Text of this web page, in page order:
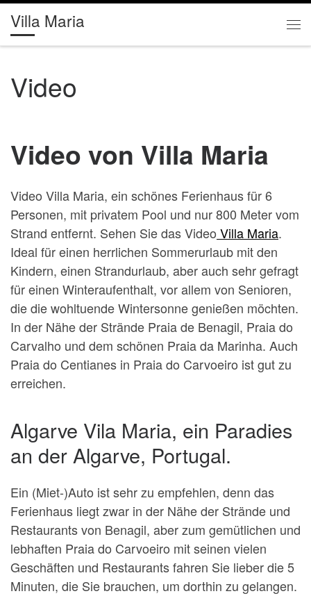
Zum Inhalt springen
Villa Maria
Video
Video von Villa Maria
Video Villa Maria, ein schönes Ferienhaus für 6
Personen, mit privatem Pool und nur 800 Meter vom
Strand entfernt. Sehen Sie das Video Villa Maria.
Ideal für einen herrlichen Sommerurlaub mit den
Kindern, einen Strandurlaub, aber auch sehr gefragt
für einen Winteraufenthalt, vor allem von Senioren,
die die wohltuende Wintersonne genießen möchten.
In der Nähe der Strände Praia de Benagil, Praia do
Carvalho und dem schönen Praia da Marinha. Auch
Praia do Centianes in Praia do Carvoeiro ist gut zu
erreichen.
Algarve Vila Maria, ein Paradies
an der Algarve, Portugal.
Ein (Miet-)Auto ist sehr zu empfehlen, denn das
Ferienhaus liegt zwar in der Nähe der Strände und
Restaurants von Benagil, aber zum gemütlichen und
lebhaften Praia do Carvoeiro mit seinen vielen
Geschäften und Restaurants fahren Sie lieber die 5
Minuten, die Sie brauchen, um dorthin zu gelangen.